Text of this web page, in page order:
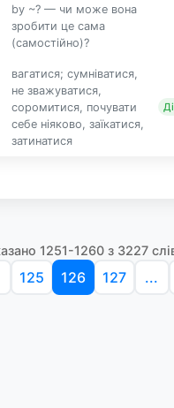
by ~? — чи може вона
зробити це сама
(самостійно)?
вагатися; сумніватися,
не зважуватися,
соромитися, почувати
себе ніяково, заїкатися,
затинатися
1251-1260 з 3227
125 126 127 ...